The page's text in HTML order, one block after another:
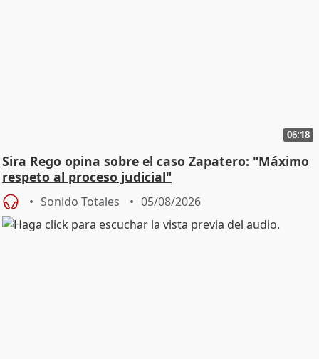
06:18
Sira Rego opina sobre el caso Zapatero: "Máximo
respeto al proceso judicial"
Sonido Totales 05/08/2026